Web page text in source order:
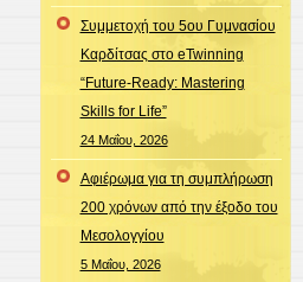
Συμμετοχή του 5ου Γυμνασίου
Καρδίτσας στο eTwinning
“Future-Ready: Mastering
Skills for Life”
24 Μαΐου, 2026
Αφιέρωμα για τη συμπλήρωση
200 χρόνων από την έξοδο του
Μεσολογγίου
5 Μαΐου, 2026